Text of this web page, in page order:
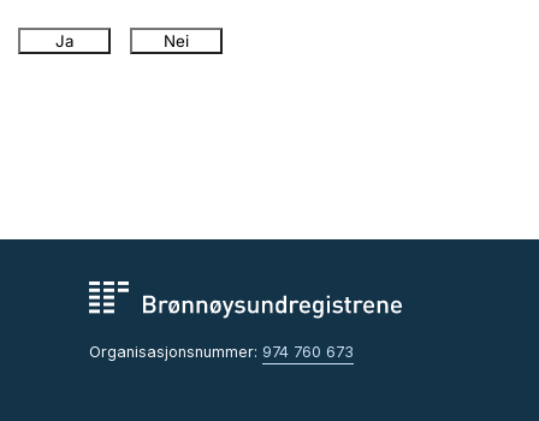
Ja Nei
Organisasjonsnummer: 974 760 673